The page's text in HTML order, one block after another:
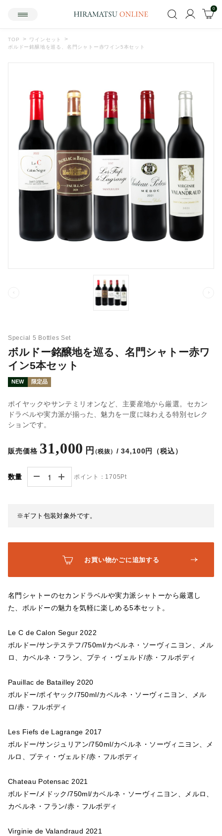
0
TOP
ワインセット
ボルドー銘醸地を巡る、名門シャトー赤ワイン5本セット
Special 5 Bottles Set
ボルドー銘醸地を巡る、名門シャトー赤ワ
イン5本セット
NEW 限定品
ポイヤックやサンテミリオンなど、主要産地から厳選。セカン
ドラベルや実力派が揃った、魅力を一度に味わえる特別セレク
ションです。
販売価格 31,000 円（税抜） / 34,100円（税込）
数量 ポイント： 1705Pt
※ギフト包装対象外です。
お買い物かごに追加する
名門シャトーのセカンドラベルや実力派シャトーから厳選し
た、ボルドーの魅力を気軽に楽しめる5本セット。
Le C de Calon Segur 2022
ボルドー/サンテステフ/750ml/カベルネ・ソーヴィニヨン、メル
ロ、カベルネ・フラン、プティ・ヴェルド/赤・フルボディ
Pauillac de Batailley 2020
ボルドー/ポイヤック/750ml/カベルネ・ソーヴィニヨン、メル
ロ/赤・フルボディ
Les Fiefs de Lagrange 2017
ボルドー/サンジュリアン/750ml/カベルネ・ソーヴィニヨン、メ
ルロ、プティ・ヴェルド/赤・フルボディ
Chateau Potensac 2021
ボルドー/メドック/750ml/カベルネ・ソーヴィニヨン、メルロ、
カベルネ・フラン/赤・フルボディ
Virginie de Valandraud 2021